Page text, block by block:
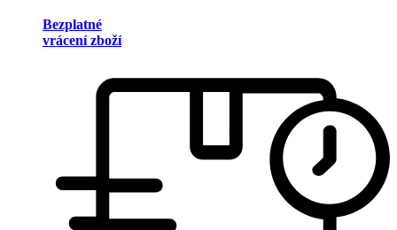
Bezplatné
vrácení zboží